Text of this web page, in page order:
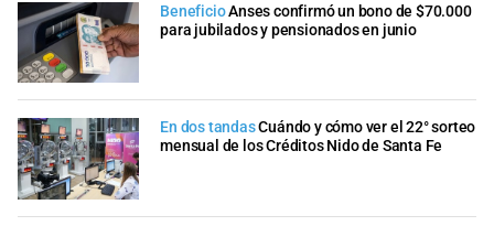
BeneficioAnses confirmó un bono de $70.000
para jubilados y pensionados en junio
En dos tandasCuándo y cómo ver el 22° sorteo
mensual de los Créditos Nido de Santa Fe